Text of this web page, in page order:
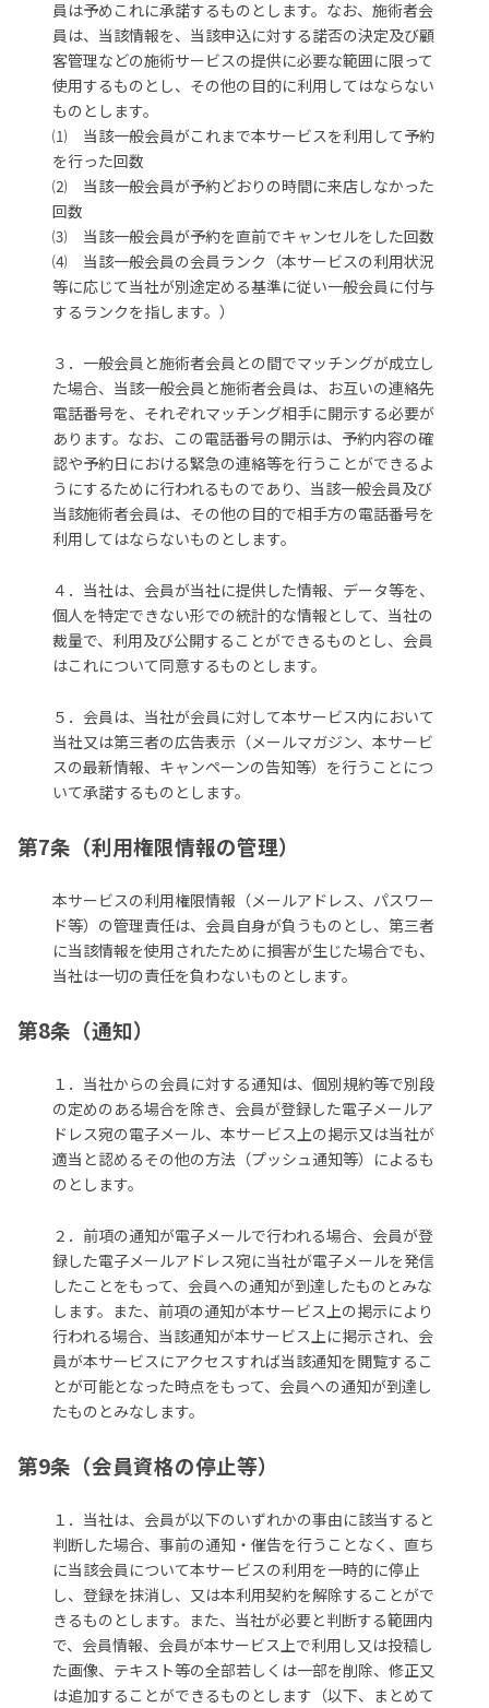
員は予めこれに承諾するものとします。なお、施術者会
員は、当該情報を、当該申込に対する諾否の決定及び顧
客管理などの施術サービスの提供に必要な範囲に限って
使用するものとし、その他の目的に利用してはならない
ものとします。
⑴ 当該一般会員がこれまで本サービスを利用して予約
を行った回数
⑵ 当該一般会員が予約どおりの時間に来店しなかった
回数
⑶ 当該一般会員が予約を直前でキャンセルをした回数
⑷ 当該一般会員の会員ランク（本サービスの利用状況
等に応じて当社が別途定める基準に従い一般会員に付与
するランクを指します。）
３．一般会員と施術者会員との間でマッチングが成立し
た場合、当該一般会員と施術者会員は、お互いの連絡先
電話番号を、それぞれマッチング相手に開示する必要が
あります。なお、この電話番号の開示は、予約内容の確
認や予約日における緊急の連絡等を行うことができるよ
うにするために行われるものであり、当該一般会員及び
当該施術者会員は、その他の目的で相手方の電話番号を
利用してはならないものとします。
４．当社は、会員が当社に提供した情報、データ等を、
個人を特定できない形での統計的な情報として、当社の
裁量で、利用及び公開することができるものとし、会員
はこれについて同意するものとします。
５．会員は、当社が会員に対して本サービス内において
当社又は第三者の広告表示（メールマガジン、本サービ
スの最新情報、キャンペーンの告知等）を行うことにつ
いて承諾するものとします。
第7条（利用権限情報の管理）
本サービスの利用権限情報（メールアドレス、パスワー
ド等）の管理責任は、会員自身が負うものとし、第三者
に当該情報を使用されたために損害が生じた場合でも、
当社は一切の責任を負わないものとします。
第8条（通知）
１．当社からの会員に対する通知は、個別規約等で別段
の定めのある場合を除き、会員が登録した電子メールア
ドレス宛の電子メール、本サービス上の掲示又は当社が
適当と認めるその他の方法（プッシュ通知等）によるも
のとします。
２．前項の通知が電子メールで行われる場合、会員が登
録した電子メールアドレス宛に当社が電子メールを発信
したことをもって、会員への通知が到達したものとみな
します。また、前項の通知が本サービス上の掲示により
行われる場合、当該通知が本サービス上に掲示され、会
員が本サービスにアクセスすれば当該通知を閲覧するこ
とが可能となった時点をもって、会員への通知が到達し
たものとみなします。
第9条（会員資格の停止等）
１．当社は、会員が以下のいずれかの事由に該当すると
判断した場合、事前の通知・催告を行うことなく、直ち
に当該会員について本サービスの利用を一時的に停止
し、登録を抹消し、又は本利用契約を解除することがで
きるものとします。また、当社が必要と判断する範囲内
で、会員情報、会員が本サービス上で利用し又は投稿し
た画像、テキスト等の全部若しくは一部を削除、修正又
は追加することができるものとします（以下、まとめて